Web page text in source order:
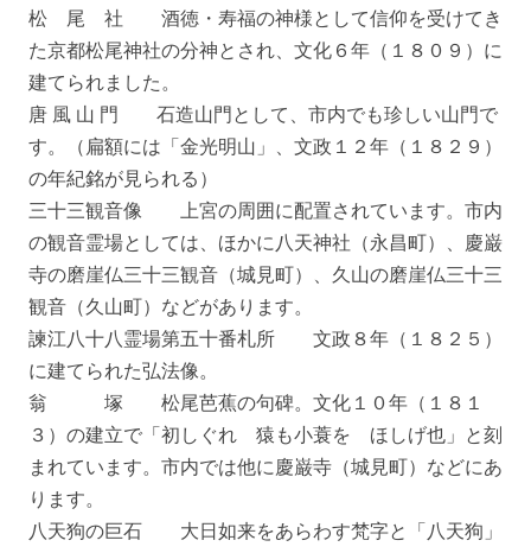
松 尾 社 酒徳・寿福の神様として信仰を受けてき
た京都松尾神社の分神とされ、文化６年（１８０９）に
建てられました。
唐 風 山 門 石造山門として、市内でも珍しい山門で
す。（扁額には「金光明山」、文政１２年（１８２９）
の年紀銘が見られる）
三十三観音像 上宮の周囲に配置されています。市内
の観音霊場としては、ほかに八天神社（永昌町）、慶巌
寺の磨崖仏三十三観音（城見町）、久山の磨崖仏三十三
観音（久山町）などがあります。
諫江八十八霊場第五十番札所 文政８年（１８２５）
に建てられた弘法像。
翁 塚 松尾芭蕉の句碑。文化１０年（１８１
３）の建立で「初しぐれ 猿も小蓑を ほしげ也」と刻
まれています。市内では他に慶巌寺（城見町）などにあ
ります。
八天狗の巨石 大日如来をあらわす梵字と「八天狗」